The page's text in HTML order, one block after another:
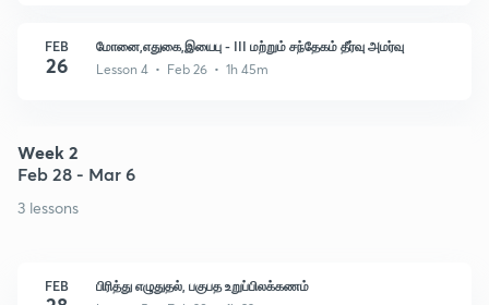
FEB
26
மோனை,எதுகை,இயைபு - III மற்றும் சந்தேகம் தீர்வு அமர்வு
Lesson 4 • Feb 26 • 1h 45m
Week 2
Feb 28 - Mar 6
3 lessons
FEB பிரித்து எழுதுதல், பகுபத உறுப்பிலக்கணம்